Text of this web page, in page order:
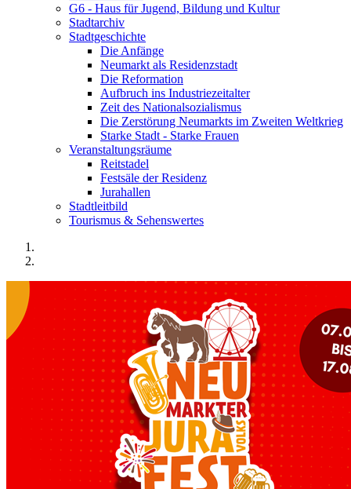
G6 - Haus für Jugend, Bildung und Kultur
Stadtarchiv
Stadtgeschichte
Die Anfänge
Neumarkt als Residenzstadt
Die Reformation
Aufbruch ins Industriezeitalter
Zeit des Nationalsozialismus
Die Zerstörung Neumarkts im Zweiten Weltkrieg
Starke Stadt - Starke Frauen
Veranstaltungsräume
Reitstadel
Festsäle der Residenz
Jurahallen
Stadtleitbild
Tourismus & Sehenswertes